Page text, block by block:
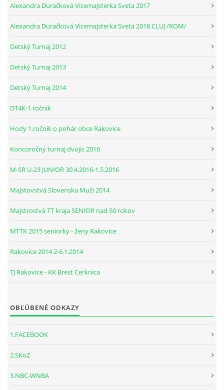
Alexandra Duračková Vicemajsterka Sveta 2017
Alexandra Duračková Vicemajsterka Sveta 2018 CLUJ /ROM/
Detský Turnaj 2012
Detský Turnaj 2013
Detský Turnaj 2014
DT4K-1.ročník
Hody 1.ročník o pohár obce Rakovice
Koncoročný turnaj dvojíc 2016
M-SR U-23 JUNIOR 30.4.2016-1.5.2016
Majstovstvá Slovenska Muži 2014
Majstrostvá TT kraja SENIOR nad 50 rokov
MTTK 2015 seniorky - ženy Rakovice
Rakovice 2014 2-6.1.2014
TJ Rakovice - KK Brest Cerknica
OBĽÚBENÉ ODKAZY
1.FACEBOOK
2.SKoZ
3.NBC-WNBA